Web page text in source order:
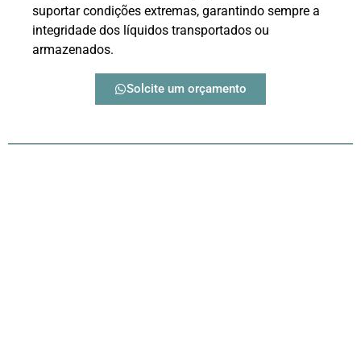
suportar condições extremas, garantindo sempre a
integridade dos líquidos transportados ou
armazenados.
Solcite um orçamento